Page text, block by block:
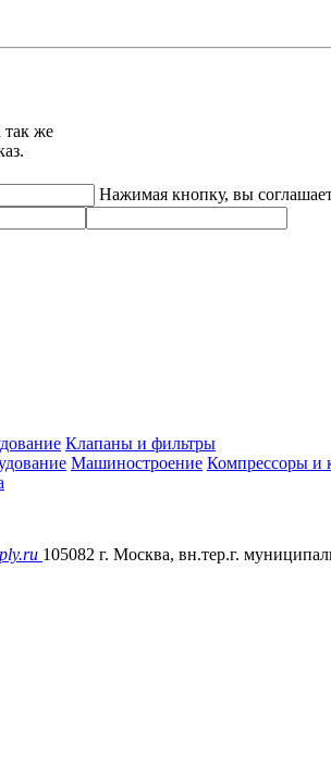
же
Нажимая кнопку, вы
Клапаны и фильтры
Машиностроение Компрессоры и
105082 г. Москва, вн.тер.г.